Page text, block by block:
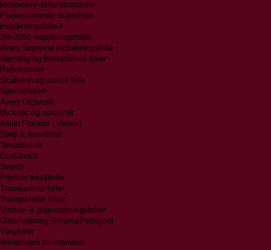
Monomere dekorationsfolie
Fluorescerende skærefolie
Indpakningsfolie
3M-2080 indpakningsfolie
Avery Supreme indpakningsfolie
Stenslag og beskyttelses folier
Refleksfolier
Skabelon og stencil folie
Specialfolier
Avery Organoid
Dichroic og colorshift
Aslan Flocked ( Velour)
Spejl & metalfolie
Tekstilfolier
EcoStretch
Stretch
Printbar tekstilfolie
Translucente folier
Transparente folier
Vindue- & glasmatteringsfolie
Glasmattering Ritrama/Fedrigoni
Vægfolier
Whiteboard folie/laminat